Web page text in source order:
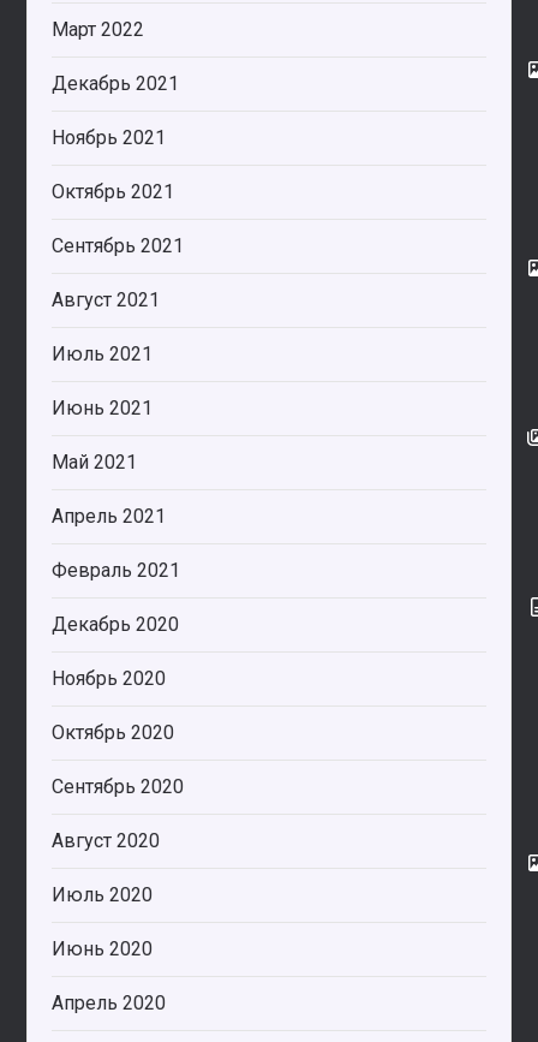
Март 2022
Декабрь 2021
Ноябрь 2021
Октябрь 2021
Сентябрь 2021
Август 2021
Июль 2021
Июнь 2021
Май 2021
Апрель 2021
Февраль 2021
Декабрь 2020
Ноябрь 2020
Октябрь 2020
Сентябрь 2020
Август 2020
Июль 2020
Июнь 2020
Апрель 2020